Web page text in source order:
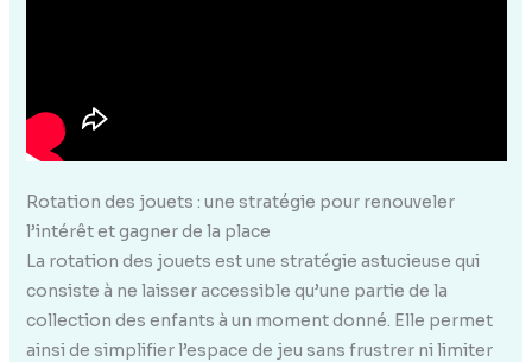
Rotation des jouets : une stratégie pour renouveler
l’intérêt et gagner de la place
La rotation des jouets est une stratégie astucieuse qui
consiste à ne laisser accessible qu’une partie de la
collection des enfants à un moment donné. Elle permet
ainsi de simplifier l’espace de jeu sans frustrer ni limiter